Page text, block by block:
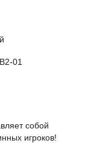
01
собой
игроков!